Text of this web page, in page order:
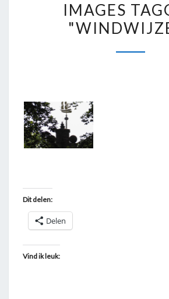
M
A
IMAGES
Dit delen:
Delen
Vind ik leuk: